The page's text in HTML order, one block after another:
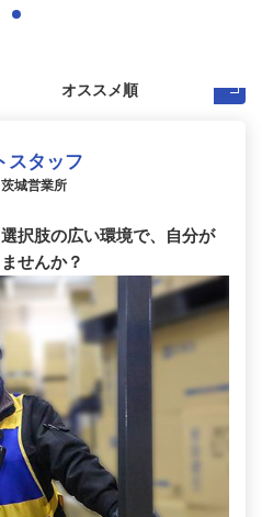
スタッフ
城営業所
択肢の広い環境で、自分が
せんか？